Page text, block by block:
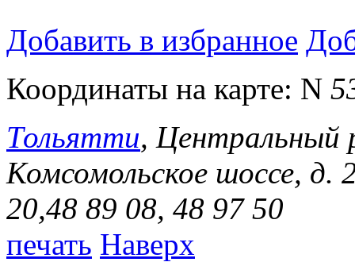
Добавить в избранное
Координаты на карте: N
Тольятти, Центральный
Комсомольское шоссе, д.
20,48 89 08, 48 97 50
печать Наверх